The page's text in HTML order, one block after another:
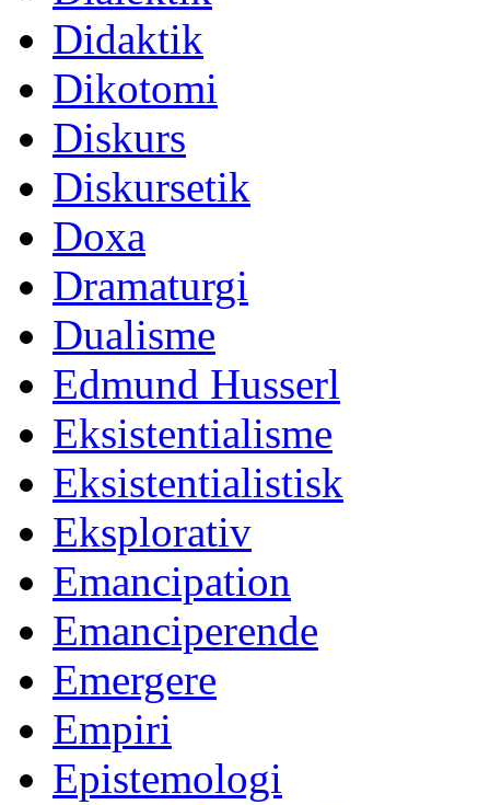
Didaktik
Dikotomi
Diskurs
Diskursetik
Doxa
Dramaturgi
Dualisme
Edmund Husserl
Eksistentialisme
Eksistentialistisk
Eksplorativ
Emancipation
Emanciperende
Emergere
Empiri
Epistemologi